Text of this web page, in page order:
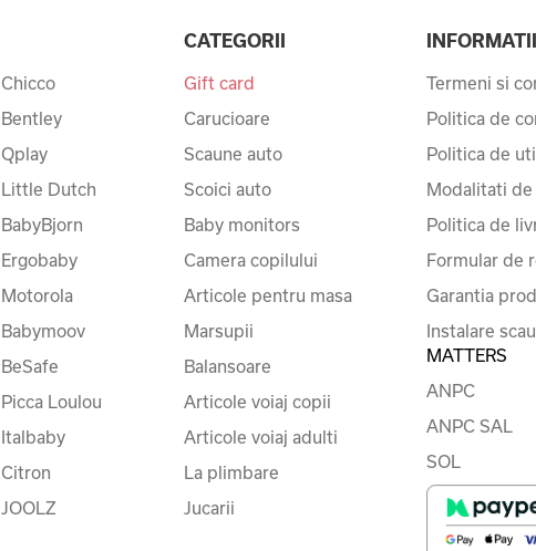
Chicco
Bentley
Qplay
Little Dutch
BabyBjorn
Ergobaby
Motorola
Babymoov
BeSafe
Picca Loulou
Italbaby
Citron
JOOLZ
CATEGORII
Gift card
Carucioare
Scaune auto
Scoici auto
Baby monitors
Camera copilului
Articole pentru masa
Marsupii
Balansoare
Articole voiaj copii
Articole voiaj adulti
La plimbare
Jucarii
INFORMATII
Termeni si
Politica de
Politica de
Modalitati de
Politica de
Formular de
Garantia
Instalare
MATTERS
ANPC
ANPC SAL
SOL